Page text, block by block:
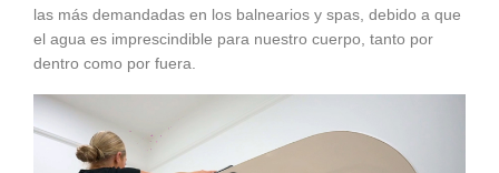
las más demandadas en los balnearios y spas, debido a que
el agua es imprescindible para nuestro cuerpo, tanto por
dentro como por fuera.